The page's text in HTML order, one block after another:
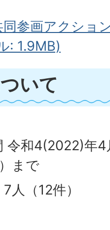
同参画アクショ
: 1.9MB)
いて
令和4(2022)年
まで
（12件）